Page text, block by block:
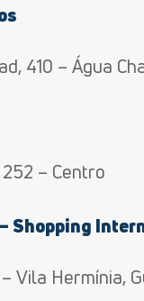
410 – Água
– Centro
Shopping
Vila Hermínia,